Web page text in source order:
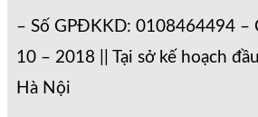
– Số GPĐKKD: 0108464494 –
10 – 2018 || Tại sở kế hoạch
Hà Nội